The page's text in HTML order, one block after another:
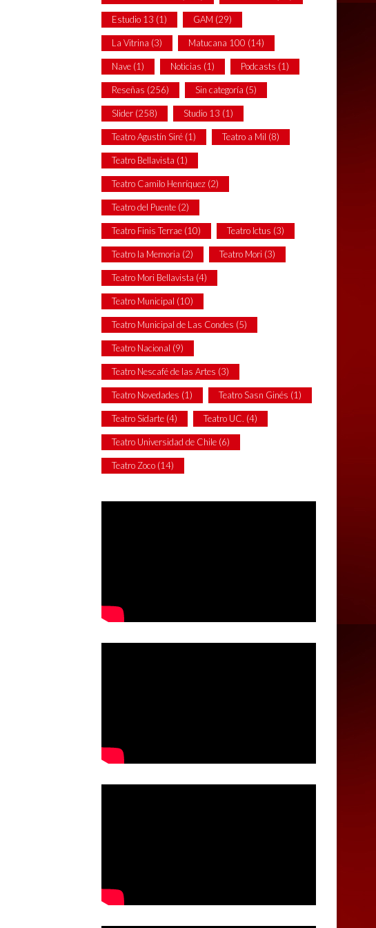
Estudio 13 (1) GAM (29)
La Vitrina (3) Matucana 100 (14)
Nave (1) Noticias (1) Podcasts (1)
Reseñas (256) Sin categoría (5)
Slider (258) Studio 13 (1)
Teatro Agustín Siré (1) Teatro a Mil (8)
Teatro Bellavista (1)
Teatro Camilo Henríquez (2)
Teatro del Puente (2)
Teatro Finis Terrae (10) Teatro Ictus (3)
Teatro la Memoria (2) Teatro Mori (3)
Teatro Mori Bellavista (4)
Teatro Municipal (10)
Teatro Municipal de Las Condes (5)
Teatro Nacional (9)
Teatro Nescafé de las Artes (3)
Teatro Novedades (1) Teatro Sasn Ginés (1)
Teatro Sidarte (4) Teatro UC. (4)
Teatro Universidad de Chile (6)
Teatro Zoco (14)